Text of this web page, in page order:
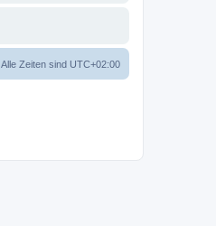
Alle Zeiten sind UTC+02:00